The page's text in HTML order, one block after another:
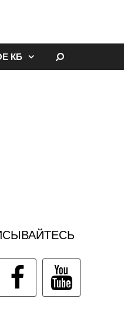
КБ